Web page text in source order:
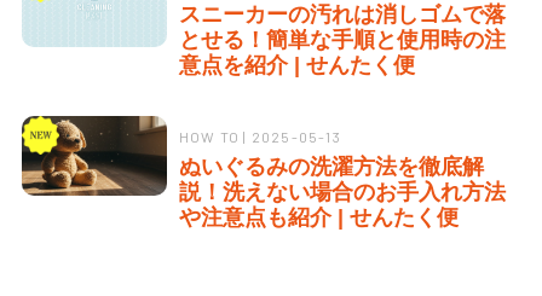
スニーカーの汚れは消しゴムで落
とせる！簡単な手順と使用時の注
意点を紹介 | せんたく便
HOW TO | 2025-05-13
ぬいぐるみの洗濯方法を徹底解
説！洗えない場合のお手入れ方法
や注意点も紹介 | せんたく便